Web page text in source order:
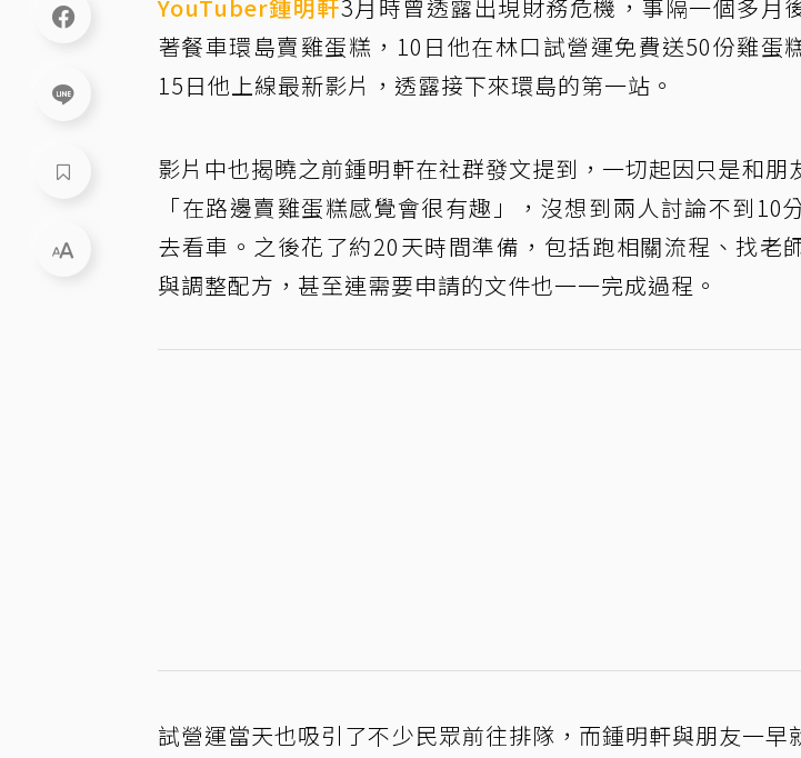
YouTuber鍾明軒3月時曾透露出現財務危機，事隔一個多月
著餐車環島賣雞蛋糕，10日他在林口試營運免費送50份雞蛋
15日他上線最新影片，透露接下來環島的第一站。
影片中也揭曉之前鍾明軒在社群發文提到，一切起因只是和朋
「在路邊賣雞蛋糕感覺會很有趣」，沒想到兩人討論不到10
去看車。之後花了約20天時間準備，包括跑相關流程、找老
與調整配方，甚至連需要申請的文件也一一完成過程。
試營運當天也吸引了不少民眾前往排隊，而鍾明軒與朋友一早